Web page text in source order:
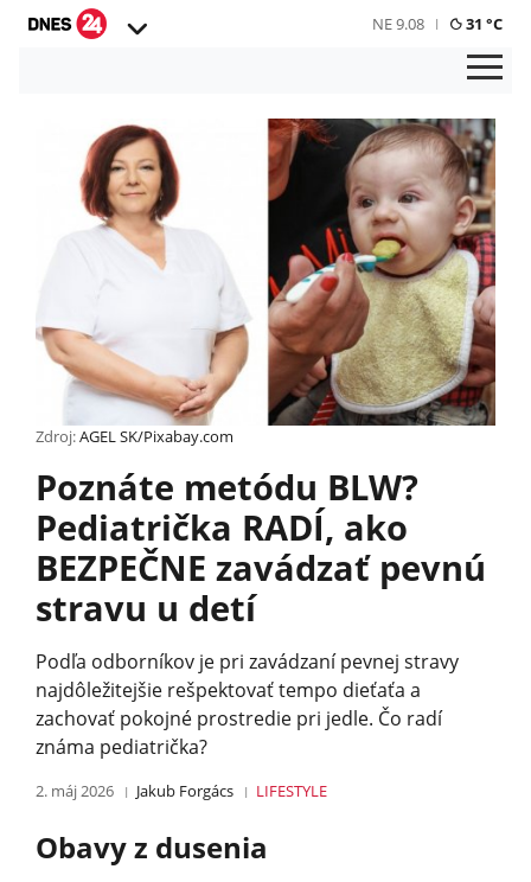
NE 9.08 31 °C
Zdroj:AGEL SK/Pixabay.com
Poznáte metódu BLW?
Pediatrička RADÍ, ako
BEZPEČNE zavádzať pevnú
stravu u detí
Podľa odborníkov je pri zavádzaní pevnej stravy
najdôležitejšie rešpektovať tempo dieťaťa a
zachovať pokojné prostredie pri jedle. Čo radí
známa pediatrička?
2. máj 2026 Jakub Forgács LIFESTYLE
Obavy z dusenia